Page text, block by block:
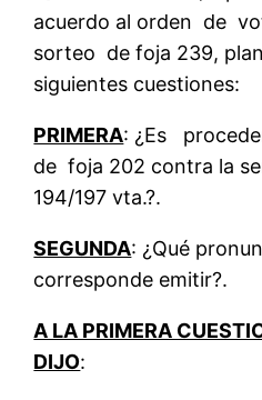
acuerdo al orden de
sorteo de foja 239,
siguientes cuestiones:
PRIMERA: ¿Es
de foja 202 contra la
194/197 vta.?.
SEGUNDA: ¿Qué
corresponde emitir?.
A LA PRIMERA
DIJO: